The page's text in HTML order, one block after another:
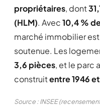
propriétaires, dont
(HLM). Avec10,4 %
marché immobilier est
soutenue. Les
3,6 pièces, et le parc
construitentre 1946
Source : INSEE